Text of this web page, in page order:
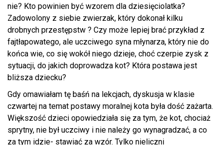
nie? Kto powinien być wzorem dla dziesięciolatka?
Zadowolony z siebie zwierzak, który dokonał kilku
drobnych przestępstw ? Czy może lepiej brać przykład z
fajtłapowatego, ale uczciwego syna młynarza, który nie do
końca wie, co się wokół niego dzieje, choć czerpie zysk z
sytuacji, do jakich doprowadza kot? Która postawa jest
bliższa dziecku?
Gdy omawiałam tę baśń na lekcjach, dyskusja w klasie
czwartej na temat postawy moralnej kota była dość zażarta.
Większość dzieci opowiedziała się za tym, że kot, chociaż
sprytny, nie był uczciwy i nie należy go wynagradzać, a co
za tym idzie- stawiać za wzór. Tylko nieliczni